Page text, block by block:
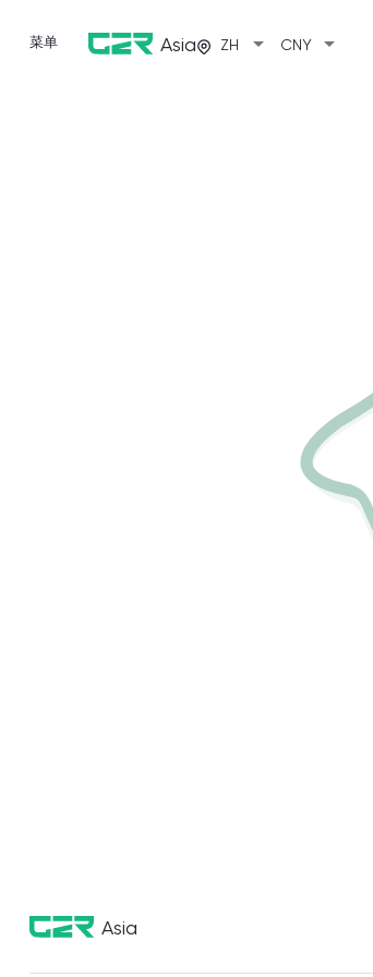
菜单 Asia ZH arrow_drop_down CNY arrow_drop_down
Asia